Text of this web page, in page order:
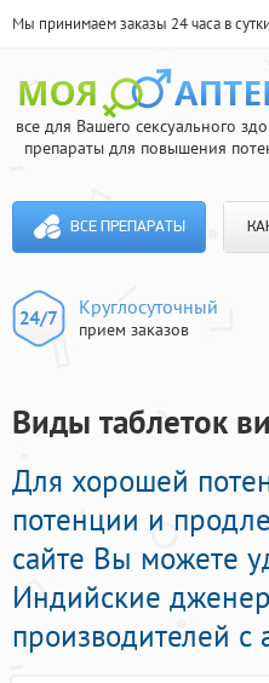
Мы принимаем заказы 24 часа в
все для Вашего сексуального
препараты для повышения
ВСЕ ПРЕПАРАТЫ
Круглосуточный
прием заказов
Виды таблеток
Для хорошей
потенции и
сайте Вы можете
Индийские
производителей с